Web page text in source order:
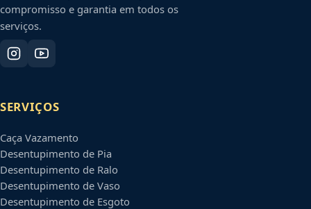
compromisso e garantia em todos os
serviços.
SERVIÇOS
Caça Vazamento
Desentupimento de Pia
Desentupimento de Ralo
Desentupimento de Vaso
Desentupimento de Esgoto